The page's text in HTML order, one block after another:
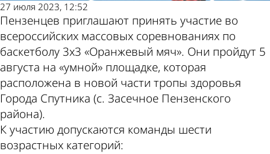
27 июля 2023, 12:52
Пензенцев приглашают принять участие во
всероссийских массовых соревнованиях по
баскетболу 3х3 «Оранжевый мяч». Они пройдут 5
августа на «умной» площадке, которая
расположена в новой части тропы здоровья
Города Спутника (с. Засечное Пензенского
района).
К участию допускаются команды шести
возрастных категорий: